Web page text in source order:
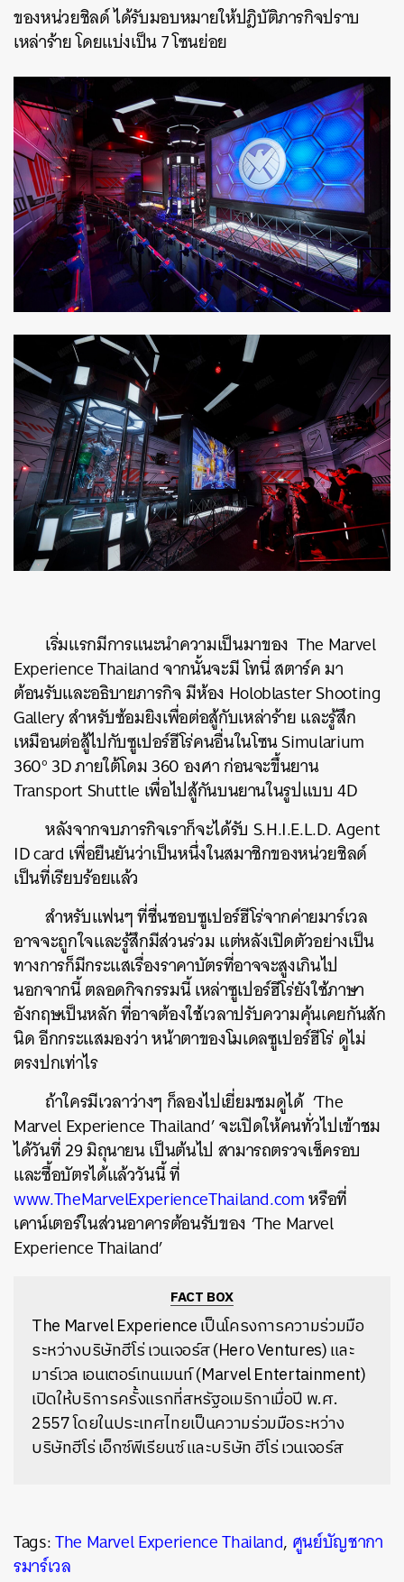
ของหน่วยชิลด์ ได้รับมอบหมายให้ปฎิบัติภารกิจปราบ
เหล่าร้าย โดยแบ่งเป็น 7 โซนย่อย
เริ่มแรกมีการแนะนำความเป็นมาของ The Marvel
Experience Thailand จากนั้นจะมี โทนี่ สตาร์ค มา
ต้อนรับและอธิบายภารกิจ มีห้อง Holoblaster Shooting
Gallery สำหรับซ้อมยิงเพื่อต่อสู้กับเหล่าร้าย และรู้สึก
เหมือนต่อสู้ไปกับซูเปอร์ฮีโร่คนอื่นในโซน Simularium
360° 3D ภายใต้โดม 360 องศา ก่อนจะขึ้นยาน
Transport Shuttle เพื่อไปสู้กันบนยานในรูปแบบ 4D
หลังจากจบภารกิจเราก็จะได้รับ S.H.I.E.L.D. Agent
ID card เพื่อยืนยันว่าเป็นหนึ่งในสมาชิกของหน่วยชิลด์
เป็นที่เรียบร้อยแล้ว
สำหรับแฟนๆ ที่ชื่นชอบซูเปอร์ฮีโร่จากค่ายมาร์เวล
อาจจะถูกใจและรู้สึกมีส่วนร่วม แต่หลังเปิดตัวอย่างเป็น
ทางการก็มีกระแสเรื่องราคาบัตรที่อาจจะสูงเกินไป
นอกจากนี้ ตลอดกิจกรรมนี้ เหล่าซูเปอร์ฮีโร่ยังใช้ภาษา
อังกฤษเป็นหลัก ที่อาจต้องใช้เวลาปรับความคุ้นเคยกันสัก
นิด อีกกระแสมองว่า หน้าตาของโมเดลซูเปอร์ฮีโร่ ดูไม่
ตรงปกเท่าไร
ถ้าใครมีเวลาว่างๆ ก็ลองไปเยี่ยมชมดูได้ ‘The
Marvel Experience Thailand’ จะเปิดให้คนทั่วไปเข้าชม
ได้วันที่ 29 มิถุนายน เป็นต้นไป สามารถตรวจเช็ครอบ
และซื้อบัตรได้แล้ววันนี้ ที่
www.TheMarvelExperienceThailand.comหรือที่
เคาน์เตอร์ในส่วนอาคารต้อนรับของ ‘The Marvel
Experience Thailand’
FACT BOX
The Marvel Experience เป็นโครงการความร่วมมือ
ระหว่างบริษัทฮีโร่ เวนเจอร์ส (Hero Ventures) และ
มาร์เวล เอนเตอร์เทนเมนท์ (Marvel Entertainment)
เปิดให้บริการครั้งแรกที่สหรัฐอเมริกาเมื่อปี พ.ศ.
2557 โดยในประเทศไทยเป็นความร่วมมือระหว่าง
บริษัทฮีโร่ เอ็กซ์พีเรียนซ์ และบริษัท ฮีโร่ เวนเจอร์ส
Tags:The Marvel Experience Thailand, ศูนย์บัญชากา
รมาร์เวล
ค้นหา
SHARE TWEET LINE EMAIL